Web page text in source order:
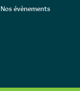
Nos évènements